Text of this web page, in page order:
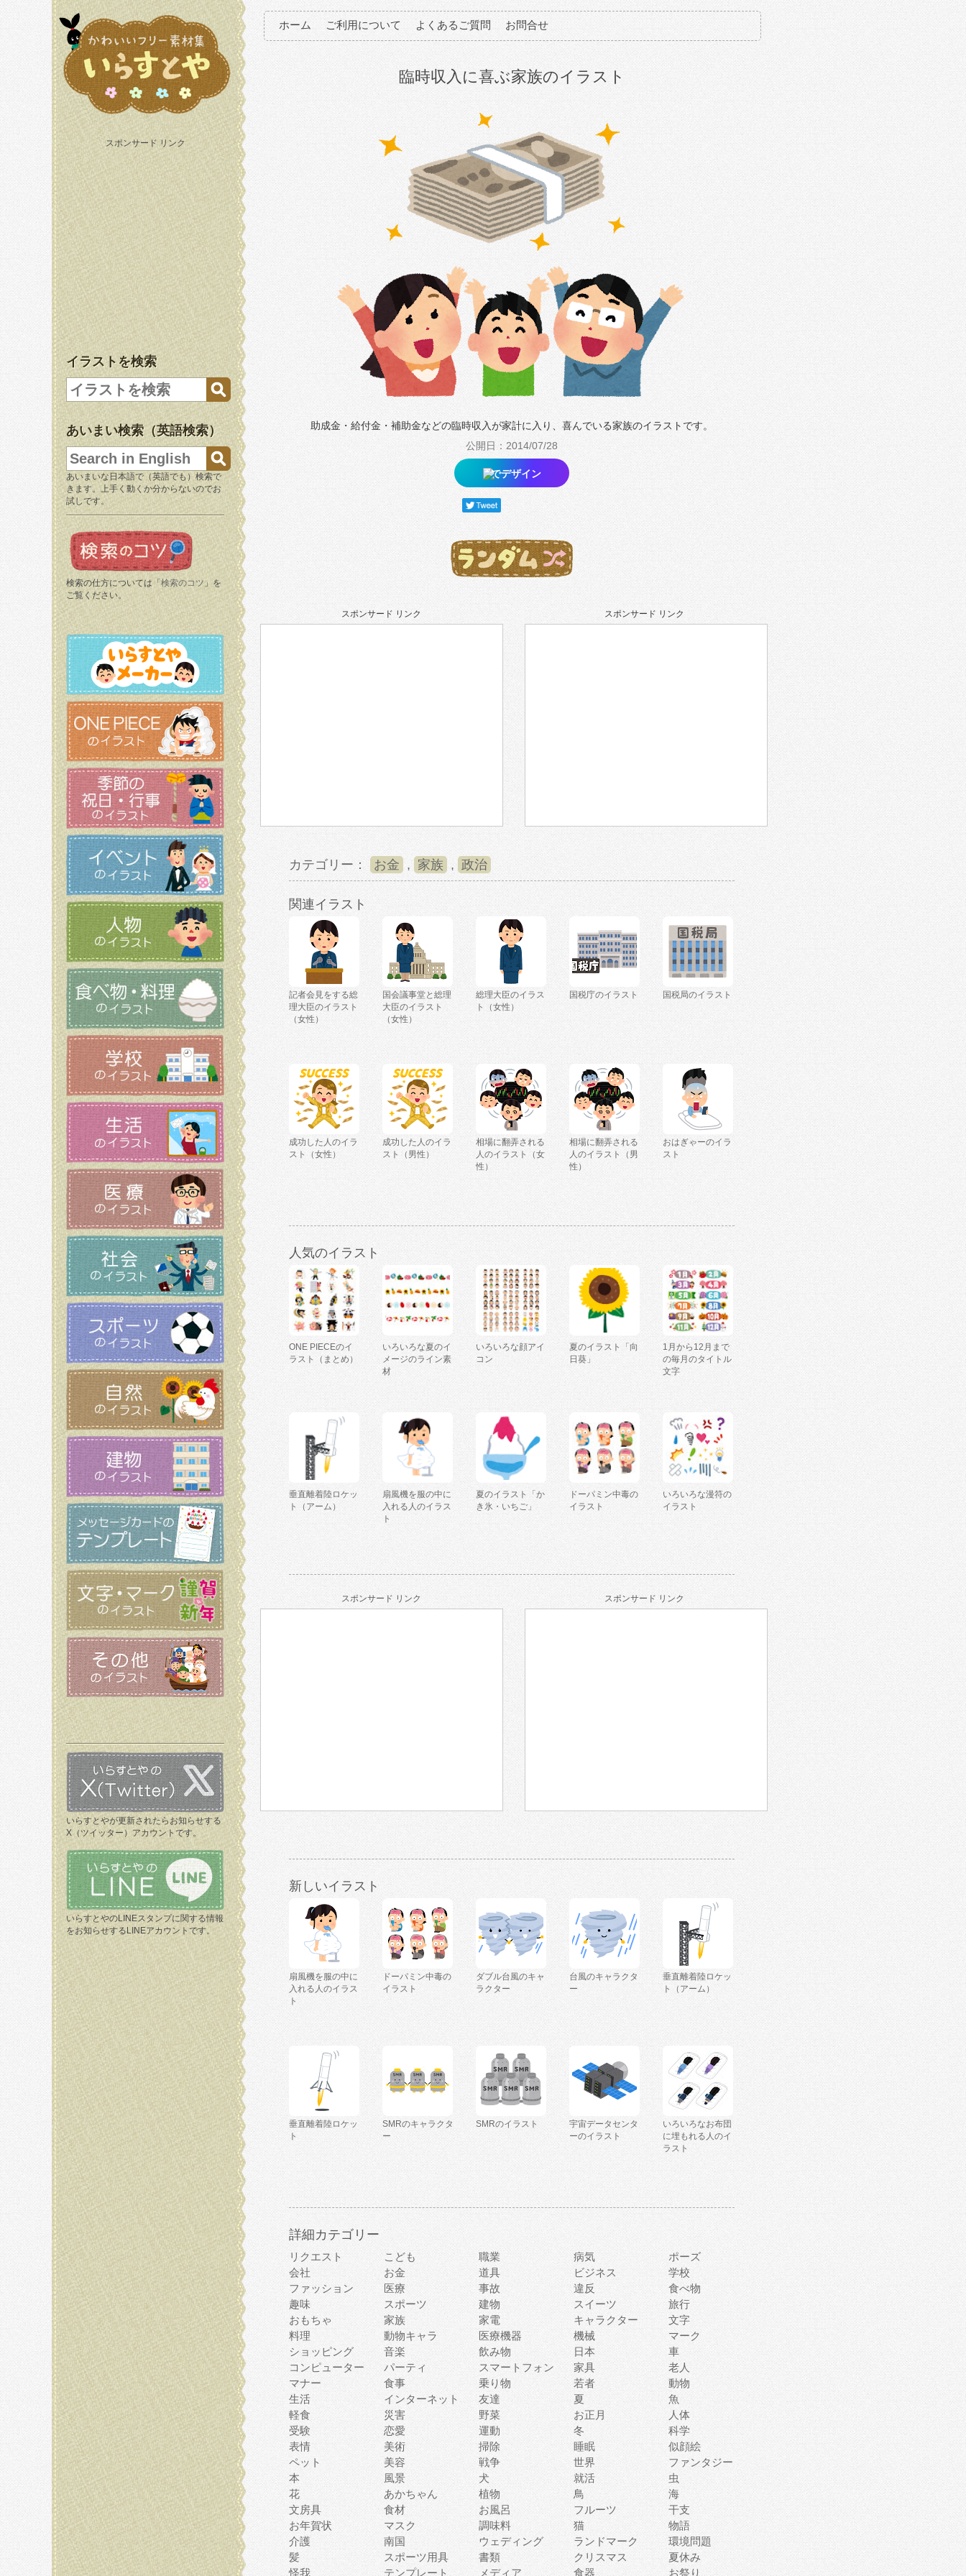
スポンサード リンク
イラストを検索
あいまい検索（英語検索）
あいまいな日本語で（英語でも）検索で
きます。上手く動くか分からないのでお
試しです。
検索の仕方については「 検索のコツ 」を
ご覧ください。
いらすとやが更新されたらお知らせする
X（ツイッター）アカウントです。
いらすとやのLINEスタンプに関する情報
をお知らせするLINEアカウントです。
ホーム ご利用について よくあるご質問 お問合せ
臨時収入に喜ぶ家族のイラスト
助成金・給付金・補助金などの臨時収入が家計に入り、喜んでいる家族のイラストです。
公開日：2014/07/28
でデザイン
スポンサード リンク スポンサード リンク
カテゴリー： お金 , 家族 , 政治
関連イラスト
記者会見をする総
理大臣のイラスト
（女性）
国会議事堂と総理
大臣のイラスト
（女性）
総理大臣のイラス
ト（女性）
国税庁のイラスト 国税局のイラスト
成功した人のイラ
スト（女性）
成功した人のイラ
スト（男性）
相場に翻弄される
人のイラスト（女
性）
相場に翻弄される
人のイラスト（男
性）
おはぎゃーのイラ
スト
人気のイラスト
ONE PIECEのイ
ラスト（まとめ）
いろいろな夏のイ
メージのライン素
材
いろいろな顔アイ
コン
夏のイラスト「向
日葵」
1月から12月まで
の毎月のタイトル
文字
垂直離着陸ロケッ
ト（アーム）
扇風機を服の中に
入れる人のイラス
ト
夏のイラスト「か
き氷・いちご」
ドーパミン中毒の
イラスト
いろいろな漫符の
イラスト
スポンサード リンク スポンサード リンク
新しいイラスト
扇風機を服の中に
入れる人のイラス
ト
ドーパミン中毒の
イラスト
ダブル台風のキャ
ラクター
台風のキャラクタ
ー
垂直離着陸ロケッ
ト（アーム）
垂直離着陸ロケッ
ト
SMRのキャラクタ
ー
SMRのイラスト
宇宙データセンタ
ーのイラスト
いろいろなお布団
に埋もれる人のイ
ラスト
詳細カテゴリー
リクエスト こども 職業 病気
ポーズ
会社
お金 道具 ビジネス
学校
ファッション
医療 事故 違反
食べ物
趣味
スポーツ 建物 スイーツ
旅行
おもちゃ
家族 家電 キャラクター
文字
料理
動物キャラ 医療機器 機械
マーク
ショッピング
音楽 飲み物 日本
車
コンピューター
パーティ スマートフォン 家具
老人
マナー
食事 乗り物 若者
動物
生活
インターネット 友達 夏
魚
軽食
災害 野菜 お正月
人体
受験
恋愛 運動 冬
科学
表情
美術 掃除 睡眠
似顔絵
ペット
美容 戦争 世界
ファンタジー
本
風景 犬 就活
虫
花
あかちゃん 植物 鳥
海
文房具
食材 お風呂 フルーツ
干支
お年賀状
マスク 調味料 猫
物語
介護
南国 ウェディング ランドマーク
環境問題
髪
スポーツ用具 書類 クリスマス
夏休み
怪我
テンプレート メディア 食器 お祭り